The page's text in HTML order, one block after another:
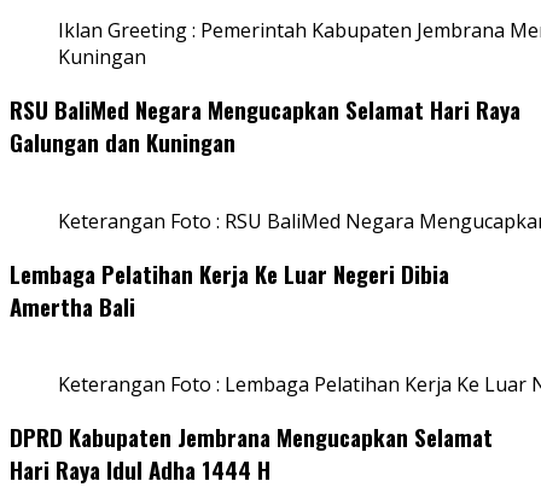
Iklan Greeting : Pemerintah Kabupaten Jembrana
Kuningan
RSU BaliMed Negara Mengucapkan Selamat Hari Raya
Galungan dan Kuningan
Keterangan Foto : RSU BaliMed Negara
Lembaga Pelatihan Kerja Ke Luar Negeri Dibia
Amertha Bali
Keterangan Foto : Lembaga Pelatihan Kerja Ke Luar
DPRD Kabupaten Jembrana Mengucapkan Selamat
Hari Raya Idul Adha 1444 H